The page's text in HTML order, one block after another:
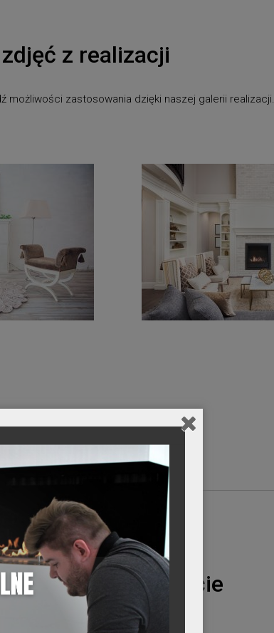
z realizacji
możliwości zastosowania dzięki naszej galerii realizacji.
produktu
o produkcie